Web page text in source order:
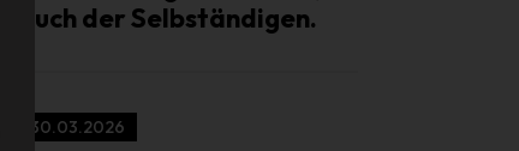
auch der Selbständigen.
30.03.2026